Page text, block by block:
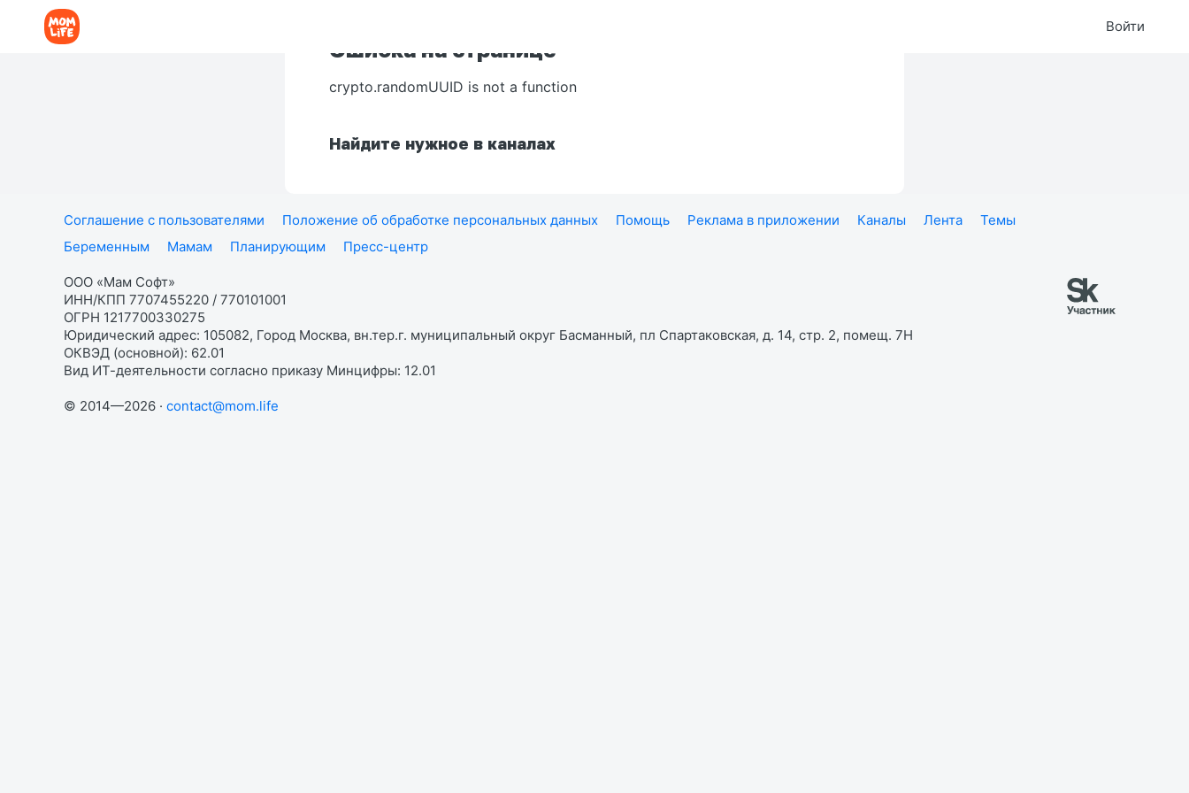
Войти
Ошибка на странице
crypto.randomUUID is not a function
Найдите нужное в каналах
Соглашение с пользователями Положение об обработке персональных данных Помощь Реклама в приложении Каналы Лента
Темы
Беременным
Мамам Планирующим Пресс-центр
ООО «Мам Софт»
ИНН/КПП 7707455220 / 770101001
ОГРН 1217700330275
Юридический адрес: 105082, Город Москва, вн.тер.г. муниципальный округ Басманный, пл Спартаковская, д. 14, стр. 2, помещ. 7Н
ОКВЭД (основной): 62.01
Вид ИТ-деятельности согласно приказу Минцифры: 12.01
© 2014—2026 · contact@mom.life